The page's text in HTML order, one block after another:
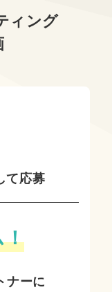
ィング
て応募
！
ナーに